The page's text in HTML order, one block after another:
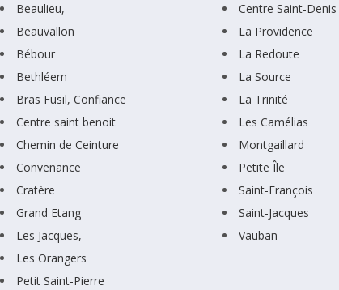
Beaulieu,
Beauvallon
Bébour
Bethléem
Bras Fusil, Confiance
Centre saint benoit
Chemin de Ceinture
Convenance
Cratère
Grand Etang
Les Jacques,
Les Orangers
Petit Saint-Pierre
Centre Saint-Denis
La Providence
La Redoute
La Source
La Trinité
Les Camélias
Montgaillard
Petite Île
Saint-François
Saint-Jacques
Vauban